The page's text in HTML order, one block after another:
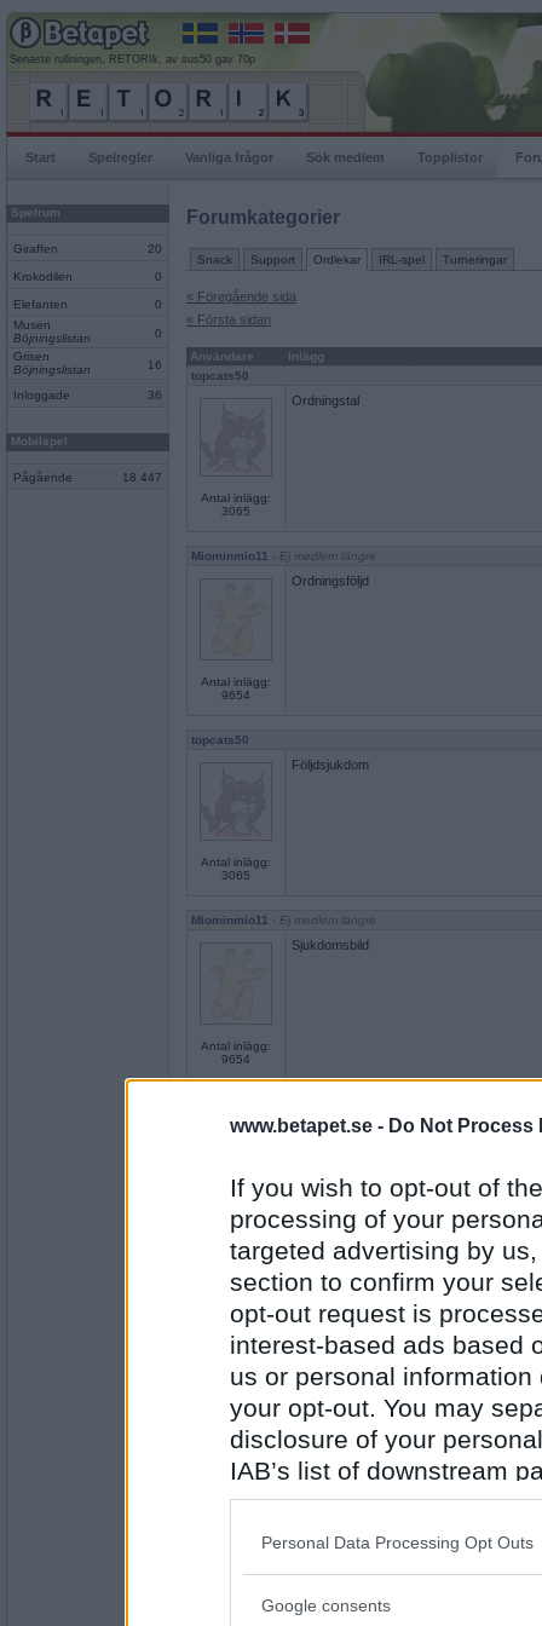
www.betapet.se - Do Not Process
If you wish to opt-out of
processing of your
targeted advertising by
section to confirm your
opt-out request is
interest-based ads based
us or personal
your opt-out. You may
disclosure of your
IAB’s list of downstream
also be disclosed by us
Downstream Participants
Please note that this
Personal Data Processing Opt Outs
Google consents
Senaste rullningen, RETORIk, av sus50 gav 70p
Start Spelregler Vanliga frågor Sök medlem Topplistor
Spelrum
Giraffen 20
Krokodilen 0
Elefanten
0
Musen
Böjningslistan
0
Grisen
Böjningslistan
16
Inloggade 36
Mobilspel
Pågående 18 447
Forumkategorier
Snack Support Ordlekar IRL-spel Turneringar
« Föregående sida
« Första sidan
Användare
Inlägg
topcats50
Antal inlägg:
3065
Ordningstal
Miominmio11 - Ej medlem längre
Antal inlägg:
9654
Ordningsföljd
topcats50
Antal inlägg:
3065
Följdsjukdom
Miominmio11 - Ej medlem längre
Antal inlägg:
9654
Sjukdomsbild
Antal inlägg:
Bildformat
Miominmio11- Ej medlem längre
Antal inlägg:
9654
Formatera
topcats50